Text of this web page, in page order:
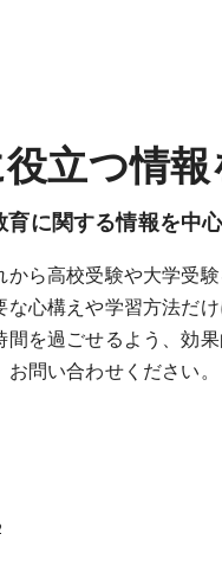
立つ情
育に関する情報を中
ら高校受験や大学受
心構えや学習方法だ
を過ごせるよう、効
問い合わせください。